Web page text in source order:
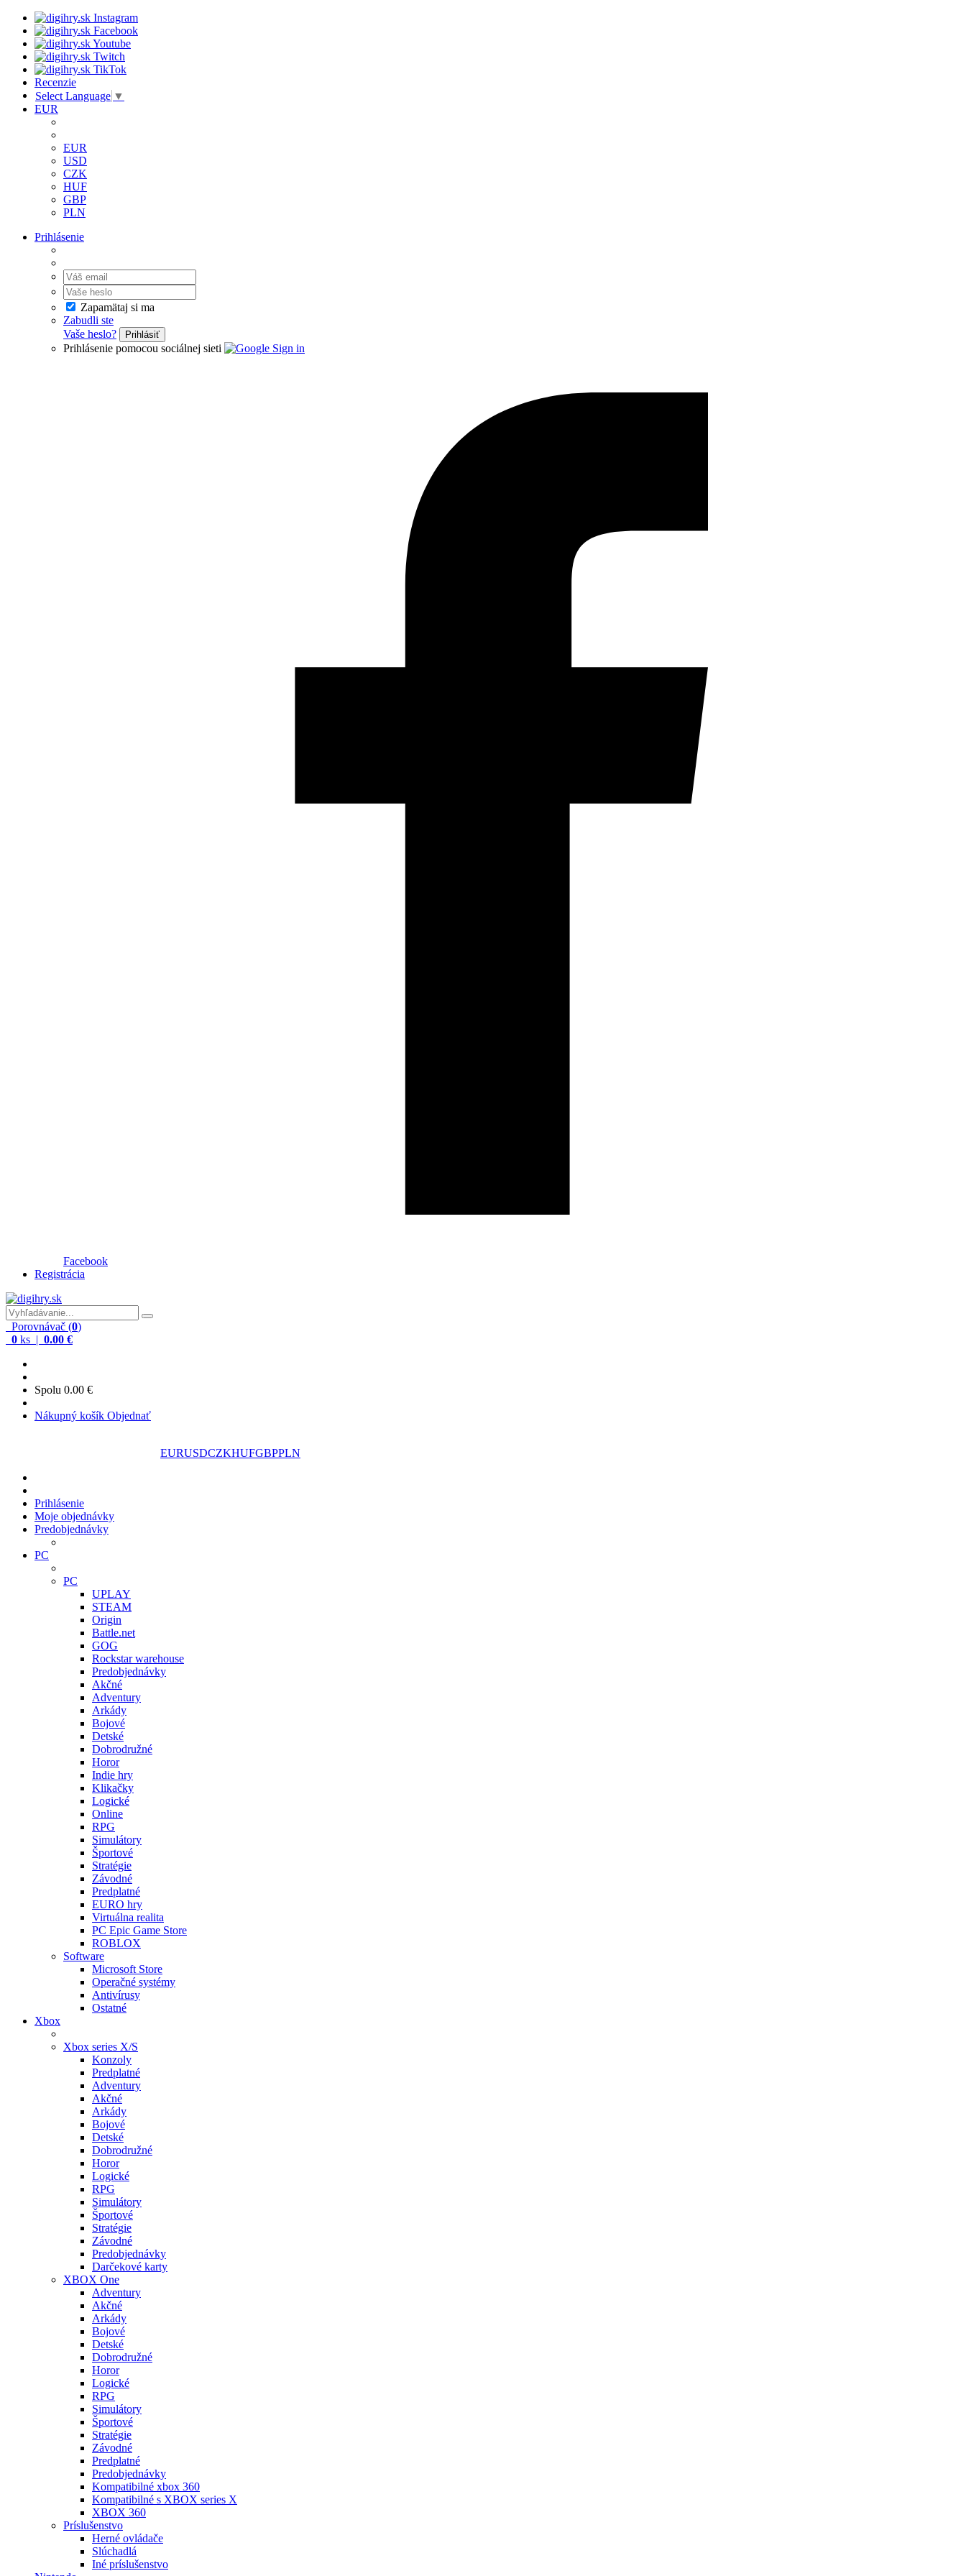
Recenzie
Select Language ▼
EUR
EUR
USD
CZK
HUF
GBP
PLN
Prihlásenie
Zapamätaj si ma
Zabudli ste
Vaše heslo?
Prihlásiť
Prihlásenie pomocou sociálnej sieti
Facebook
Registrácia
Porovnávač (0)
0 ks | 0.00 €
Spolu 0.00 €
Nákupný košík Objednať
EURUSDCZKHUFGBPPLN
Prihlásenie
Moje objednávky
Predobjednávky
PC
PC
UPLAY
STEAM
Origin
Battle.net
GOG
Rockstar warehouse
Predobjednávky
Akčné
Adventury
Arkády
Bojové
Detské
Dobrodružné
Horor
Indie hry
Klikačky
Logické
Online
RPG
Simulátory
Športové
Stratégie
Závodné
Predplatné
EURO hry
Virtuálna realita
PC Epic Game Store
ROBLOX
Software
Microsoft Store
Operačné systémy
Antivírusy
Ostatné
Xbox
Xbox series X/S
Konzoly
Predplatné
Adventury
Akčné
Arkády
Bojové
Detské
Dobrodružné
Horor
Logické
RPG
Simulátory
Športové
Stratégie
Závodné
Predobjednávky
Darčekové karty
XBOX One
Adventury
Akčné
Arkády
Bojové
Detské
Dobrodružné
Horor
Logické
RPG
Simulátory
Športové
Stratégie
Závodné
Predplatné
Predobjednávky
Kompatibilné xbox 360
Kompatibilné s XBOX series X
XBOX 360
Príslušenstvo
Herné ovládače
Slúchadlá
Iné príslušenstvo